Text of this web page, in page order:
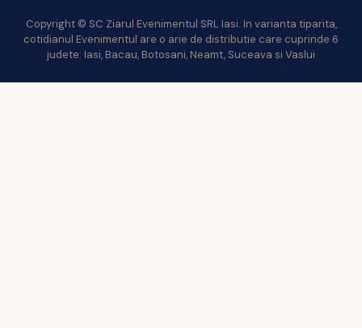
Copyright © SC Ziarul Evenimentul SRL Iasi. In varianta tiparita,
cotidianul Evenimentul are o arie de distributie care cuprinde 6
judete: Iasi, Bacau, Botosani, Neamt, Suceava si Vaslui